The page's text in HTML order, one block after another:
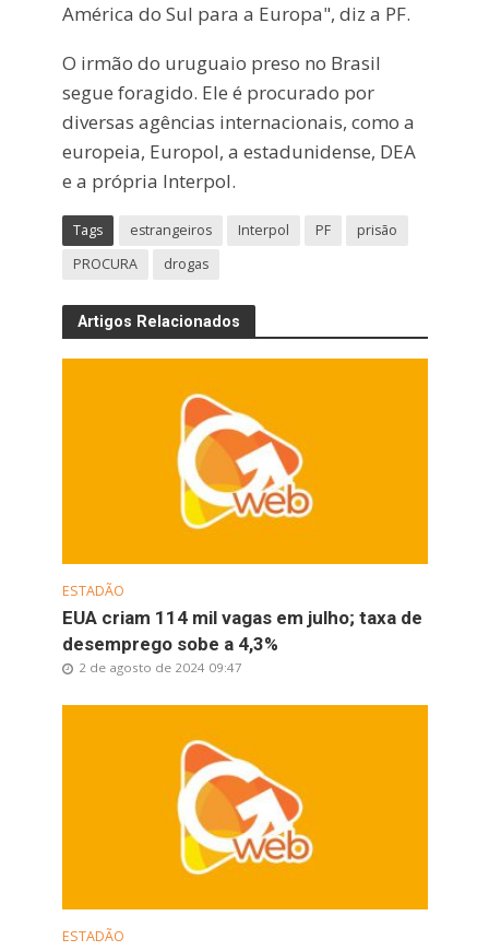
América do Sul para a Europa", diz a PF.
O irmão do uruguaio preso no Brasil
segue foragido. Ele é procurado por
diversas agências internacionais, como a
europeia, Europol, a estadunidense, DEA
e a própria Interpol.
Tags estrangeiros Interpol PF
prisão
PROCURA
drogas
Artigos Relacionados
ESTADÃO
EUA criam 114 mil vagas em julho; taxa de
desemprego sobe a 4,3%
2 de agosto de 2024 09:47
ESTADÃO